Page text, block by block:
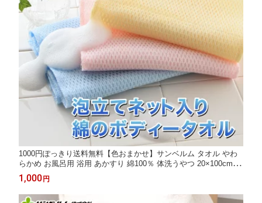
1000円ぽっきり送料無料【色おまかせ】サンベルム タオル やわ
らかめ お風呂用 浴用 あかすり 綿100％ 体洗うやつ 20×100cm 綿
泡立ちボディタオル 1枚 100225
1,000 円